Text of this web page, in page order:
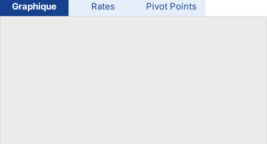
Graphique Rates Pivot Points